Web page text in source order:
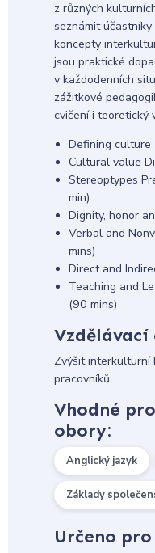
z různých
seznámit
koncepty
jsou praktické
v každodenních
zážitkové
cvičení i teoretický
Defining culture
Cultural value
Stereoptypes
min)
Dignity, honor
Verbal and
mins)
Direct and
Teaching and
(90 mins)
Vzdělávací
Zvýšit interkulturní
pracovníků.
Vhodné
obory:
Anglický jazyk
Základy
Určeno pro